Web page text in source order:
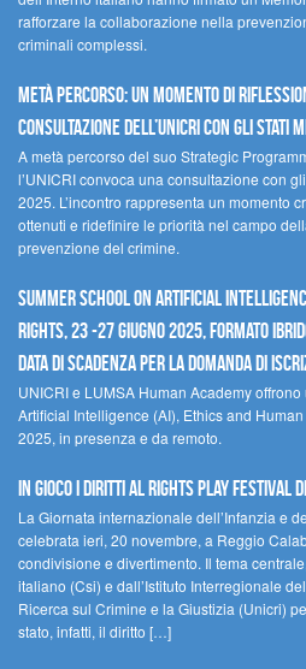
rafforzare la collaborazione nella
criminali complessi.
Metà percorso: un momento di
Consultazione dell’UNICRI con gli Stati
A metà percorso del suo Strategic
l’UNICRI convoca una consultazione con
2025. L’incontro rappresenta un momento
ottenuti e ridefinire le priorità nel campo
prevenzione del crimine.
Summer School on Artificial
Rights, 23 -27 giugno 2025, Formato
Data di scadenza per la domanda di
UNICRI e LUMSA Human Academy
Artificial Intelligence (AI), Ethics and
2025, in presenza e da remoto.
In gioco i diritti al Rights Play Festival
La Giornata internazionale dell’Infanzia e
celebrata ieri, 20 novembre, a Reggio
condivisione e divertimento. Il tema
italiano (Csi) e dall’Istituto Interregionale
Ricerca sul Crimine e la Giustizia (Unicri)
stato, infatti, il diritto […]